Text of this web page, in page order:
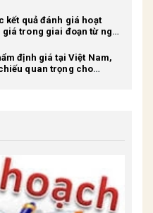
kết quả đánh giá hoạt
trong giai đoạn từ ngày
định giá tại Việt Nam,
quan trọng cho